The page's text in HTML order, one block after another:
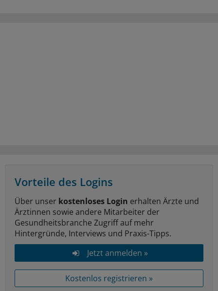
Vorteile des Logins
Über unser kostenloses Login erhalten Ärzte und
Ärztinnen sowie andere Mitarbeiter der
Gesundheitsbranche Zugriff auf mehr
Hintergründe, Interviews und Praxis-Tipps.
Jetzt anmelden »
Kostenlos registrieren »